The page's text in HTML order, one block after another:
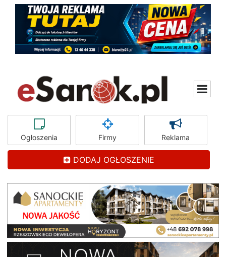
Ogłoszenia Firmy Reklama
DODAJ OGŁOSZENIE